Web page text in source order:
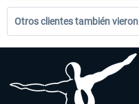
Otros clientes también vieron